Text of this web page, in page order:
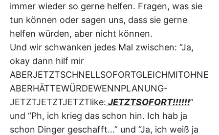
immer wieder so gerne helfen. Fragen, was sie
tun können oder sagen uns, dass sie gerne
helfen würden, aber nicht können.
Und wir schwanken jedes Mal zwischen: “Ja,
okay dann hilf mir
ABERJETZTSCHNELLSOFORTGLEICHMITOHNE
ABERHÄTTEWÜRDEWENNPLANUNG-
JETZTJETZTJETZTlike: JETZTSOFORT!!!!!!”
und “Ph, ich krieg das schon hin. Ich hab ja
schon Dinger geschafft…” und “Ja, ich weiß ja